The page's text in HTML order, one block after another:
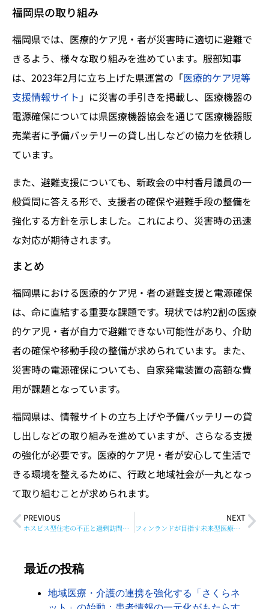
福岡県の取り組み
福岡県では、医療的ケア児・者が災害時に適切に避難で
きるよう、様々な取り組みを進めています。服部知事
は、2023年2月に立ち上げた県運営の「医療的ケア児等
支援情報サイト 」に災害の手引きを掲載し、医療機器の
電源確保については県医療機器協会を通じて医療機器販
売業者に予備バッテリーの貸し出しなどの協力を依頼し
ています。
また、避難支援についても、新政会の中村香月議員の一
般質問に答える形で、支援者の確保や避難手段の整備を
強化する方針を示しました。これにより、災害時の迅速
な対応が期待されます。
まとめ
福岡県における医療的ケア児・者の避難支援と電源確保
は、命に直結する重要な課題です。現状では約2割の医療
的ケア児・者が自力で避難できない可能性があり、介助
者の確保や移動手段の整備が求められています。また、
災害時の電源確保についても、自家発電装置の高額な費
用が課題となっています。
福岡県は、情報サイトの立ち上げや予備バッテリーの貸
し出しなどの取り組みを進めていますが、さらなる支援
の強化が必要です。医療的ケア児・者が安心して生活で
きる環境を整えるために、行政と地域社会が一丸となっ
て取り組むことが求められます。
PREVIOUS
ホスピス型住宅の不正と過剰訪問看護の実態：医療財政に与える影響
NEXT
フィンランドが目指す未来型医療：予防医療へのシフト
最近の投稿
地域医療・介護の連携を強化する「さくらネ